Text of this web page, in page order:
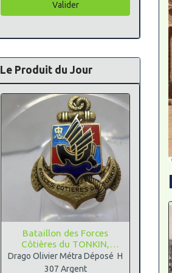
Valider
Le Produit du Jour
Bataillon des Forces
Côtières du TONKIN,
Argent
Drago Olivier Métra Déposé H
307 Argent